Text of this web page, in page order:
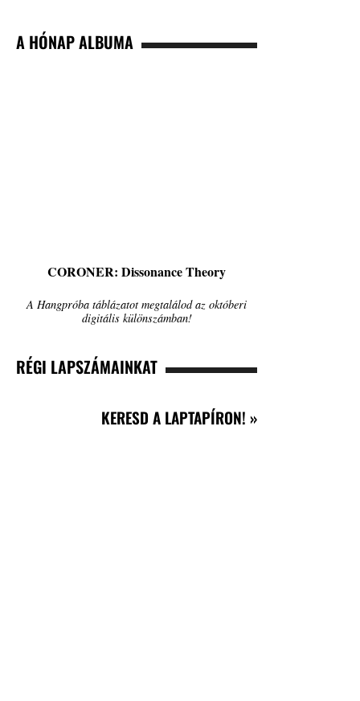
A HÓNAP ALBUMA
CORONER: Dissonance Theory
A Hangpróba táblázatot megtalálod az októberi
digitális különszámban!
RÉGI LAPSZÁMAINKAT
KERESD A LAPTAPÍRON! »